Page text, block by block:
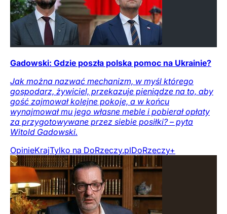
Gadowski: Gdzie poszła polska pomoc na Ukrainie?
Jak można nazwać mechanizm, w myśl którego
gospodarz, żywiciel, przekazuje pieniądze na to, aby
gość zajmował kolejne pokoje, a w końcu
wynajmował mu jego własne meble i pobierał opłaty
za przygotowywane przez siebie posiłki? – pyta
Witold Gadowski.
OpinieKrajTylko na DoRzeczy.plDoRzeczy+